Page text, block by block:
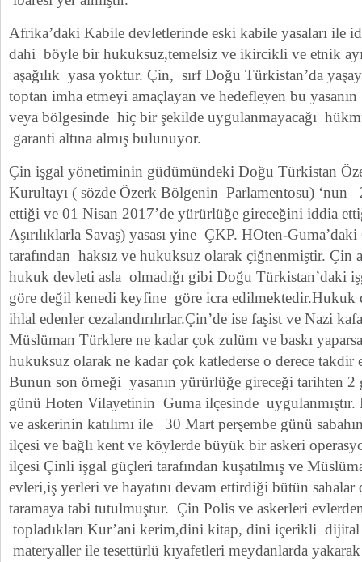
Afrika’daki Kabile devletlerinde eski kabile yasaları ile
dahi böyle bir hukuksuz,temelsiz ve ikircikli ve etnik
aşağılık yasa yoktur. Çin, sırf Doğu Türkistan’da
toptan imha etmeyi amaçlayan ve hedefleyen bu
veya bölgesinde hiç bir şekilde uygulanmayacağı
garanti altına almış bulunuyor.
Çin işgal yönetiminin güdümündeki Doğu Türkistan
Kurultayı ( sözde Özerk Bölgenin Parlamentosu)
ettiği ve 01 Nisan 2017’de yürürlüğe gireceğini iddia
Aşırılıklarla Savaş) yasası yine ÇKP. HOten-
tarafından haksız ve hukuksuz olarak çiğnenmiştir. Çin
hukuk devleti asla olmadığı gibi Doğu Türkistan’daki
göre değil kenedi keyfine göre icra edilmektedir.Hukuk
ihlal edenler cezalandırılırlar.Çin’de ise faşist ve Nazi
Müslüman Türklere ne kadar çok zulüm ve baskı
hukuksuz olarak ne kadar çok katlederse o derece
Bunun son örneği yasanın yürürlüğe gireceği tarihten
günü Hoten Vilayetinin Guma ilçesinde
ve askerinin katılımı ile 30 Mart perşembe günü
ilçesi ve bağlı kent ve köylerde büyük bir askeri
ilçesi Çinli işgal güçleri tarafından kuşatılmış ve
evleri,iş yerleri ve hayatını devam ettirdiği bütün
taramaya tabi tutulmuştur. Çin Polis ve askerleri
topladıkları Kur’ani kerim,dini kitap, dini içerikli dijital
materyaller ile tesettürlü kıyafetleri meydanlarda